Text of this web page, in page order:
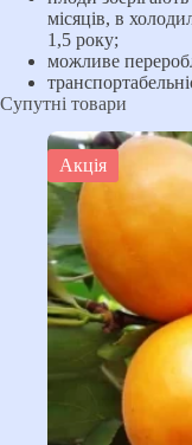
місяців, в
1,5 року;
можливе
Супутні товари
Акція